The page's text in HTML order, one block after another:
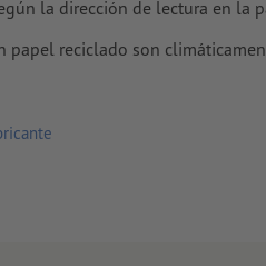
la dirección de lectura en la
papel reciclado son